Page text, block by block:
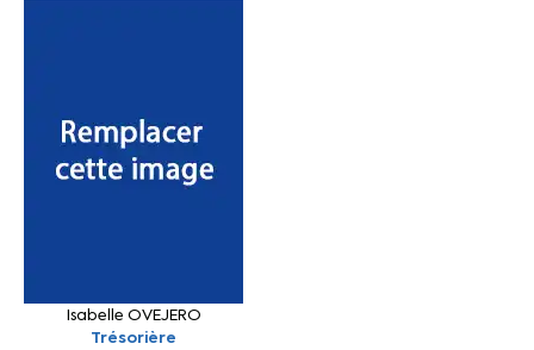
Isabelle OVEJERO
Trésorière